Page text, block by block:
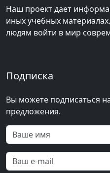
Наш проект дает
иных учебных
людям войти в мир
Подписка
Вы можете подписаться
предложения.